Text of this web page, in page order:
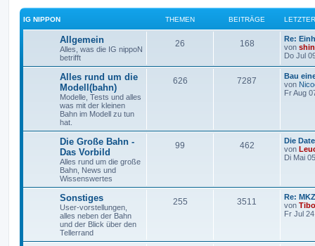
IG NIPPON THEMEN BEITRÄGE
Allgemein
Alles, was die IG nippoN
betrifft
26 168
Re:
von
Do Jul
Alles rund um die
Modell(bahn)
Modelle, Tests und alles
was mit der kleinen
Bahn im Modell zu tun
hat.
626 7287
Bau
von
Fr Aug
Die Große Bahn -
Das Vorbild
Alles rund um die große
Bahn, News und
Wissenswertes
99 462
Die
von
Di Mai
Sonstiges
User-vorstellungen,
alles neben der Bahn
und der Blick über den
Tellerrand
255 3511
Re:
von
Fr Jul